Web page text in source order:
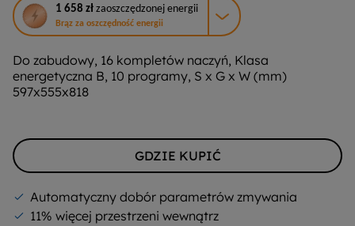
1 658 zł zaoszczędzonej energii
Brąz za oszczędność energii
To
działanie
otworzy
narzędzie
do
oszczędzania
energii
Do zabudowy, 16 kompletów naczyń, Klasa
energetyczna B, 10 programy, S x G x W (mm)
597x555x818
GDZIE KUPIĆ
Automatyczny dobór parametrów zmywania
11% więcej przestrzeni wewnątrz